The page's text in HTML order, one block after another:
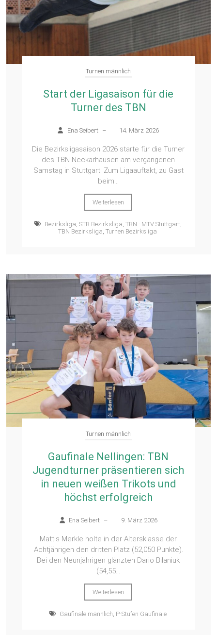
Turnen männlich
Start der Ligasaison für die
Turner des TBN
Ena Seibert – 14. März 2026
Die Bezirksligasaison 2026 starte für die Turner
des TBN Neckarhausen am vergangenen
Samstag in Stuttgart. Zum Ligaauftakt, zu Gast
beim...
Weiterlesen
Bezirksliga ,STB Bezirksliga ,TBN : MTV Stuttgart
TBN Bezirksliga ,Turnen Bezirksliga
Turnen männlich
Gaufinale Nellingen: TBN
Jugendturner präsentieren sich
in neuen weißen Trikots und
höchst erfolgreich
Ena Seibert – 9. März 2026
Mattis Merkle holte in der Altersklasse der
Achtjährigen den dritten Platz (52,050 Punkte).
Bei den Neunjährigen glänzten Dario Bilaniuk
(54,55...
Weiterlesen
Gaufinale männlich, P-Stufen Gaufinale